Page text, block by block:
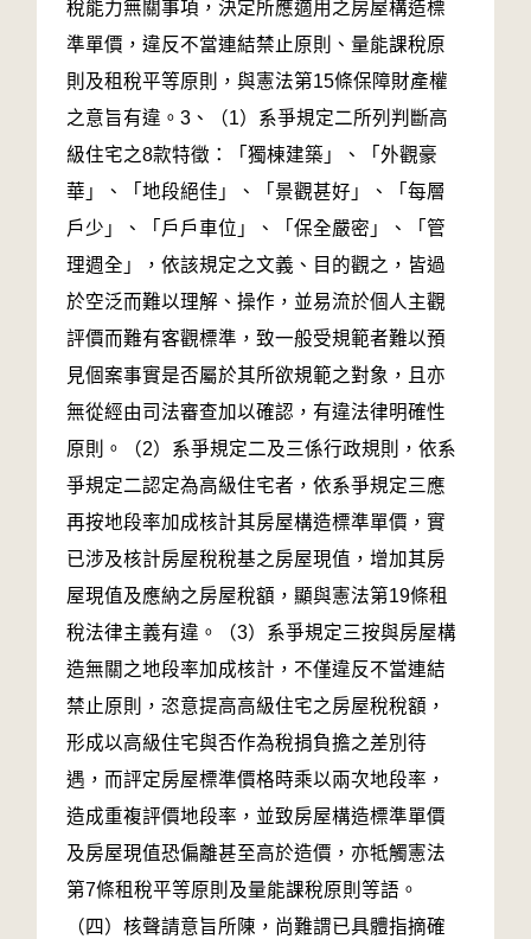
稅能力無關事項，決定所應適用之房屋構造標
準單價，違反不當連結禁止原則、量能課稅原
則及租稅平等原則，與憲法第15條保障財產權
之意旨有違。3、（1）系爭規定二所列判斷高
級住宅之8款特徵：「獨棟建築」、「外觀豪
華」、「地段絕佳」、「景觀甚好」、「每層
戶少」、「戶戶車位」、「保全嚴密」、「管
理週全」，依該規定之文義、目的觀之，皆過
於空泛而難以理解、操作，並易流於個人主觀
評價而難有客觀標準，致一般受規範者難以預
見個案事實是否屬於其所欲規範之對象，且亦
無從經由司法審查加以確認，有違法律明確性
原則。（2）系爭規定二及三係行政規則，依系
爭規定二認定為高級住宅者，依系爭規定三應
再按地段率加成核計其房屋構造標準單價，實
已涉及核計房屋稅稅基之房屋現值，增加其房
屋現值及應納之房屋稅額，顯與憲法第19條租
稅法律主義有違。（3）系爭規定三按與房屋構
造無關之地段率加成核計，不僅違反不當連結
禁止原則，恣意提高高級住宅之房屋稅稅額，
形成以高級住宅與否作為稅捐負擔之差別待
遇，而評定房屋標準價格時乘以兩次地段率，
造成重複評價地段率，並致房屋構造標準單價
及房屋現值恐偏離甚至高於造價，亦牴觸憲法
第7條租稅平等原則及量能課稅原則等語。
（四）核聲請意旨所陳，尚難謂已具體指摘確